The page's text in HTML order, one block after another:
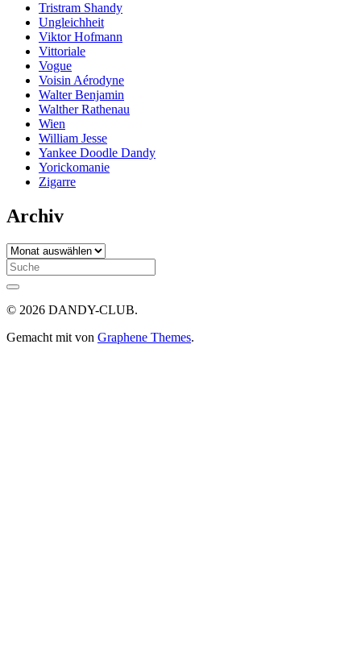
Tristram Shandy
Ungleichheit
Viktor Hofmann
Vittoriale
Vogue
Voisin Aérodyne
Walter Benjamin
Walther Rathenau
Wien
William Jesse
Yankee Doodle Dandy
Yorickomanie
Zigarre
Archiv
Archiv
Search
for:
© 2026 DANDY-CLUB.
Gemacht mit von Graphene Themes.